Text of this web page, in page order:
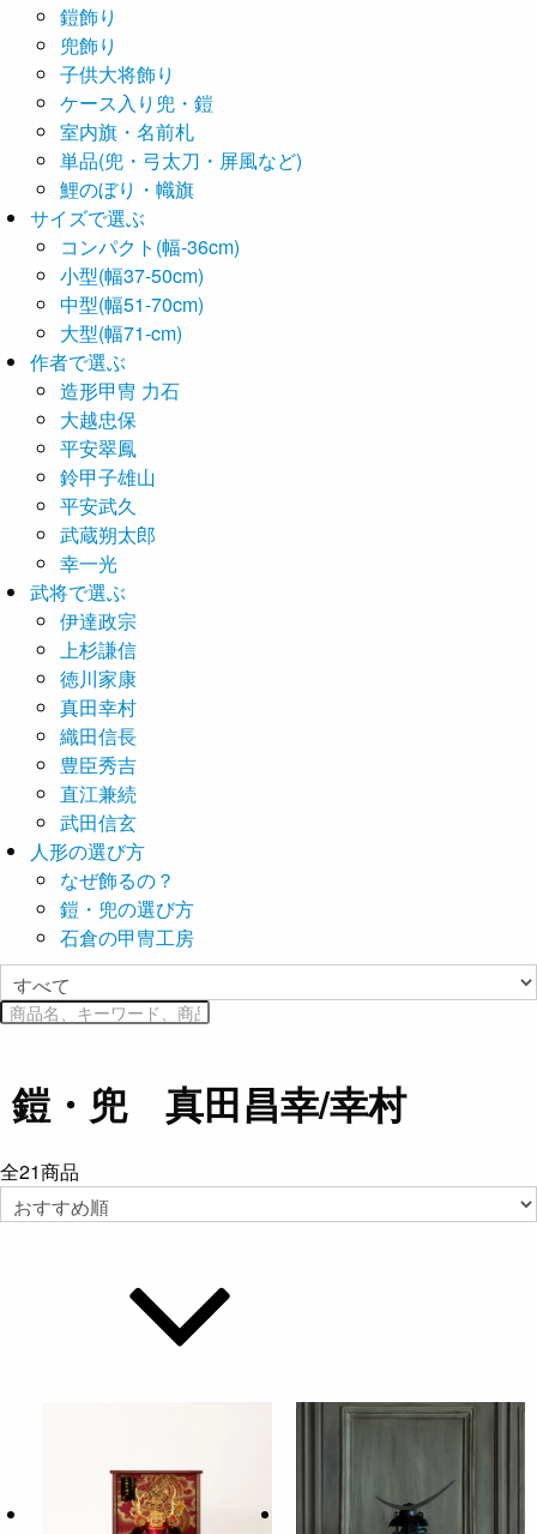
鎧飾り
兜飾り
子供大将飾り
ケース入り兜・鎧
室内旗・名前札
単品(兜・弓太刀・屏風など)
鯉のぼり・幟旗
サイズで選ぶ
コンパクト(幅-36cm)
小型(幅37-50cm)
中型(幅51-70cm)
大型(幅71-cm)
作者で選ぶ
造形甲冑 力石
大越忠保
平安翠鳳
鈴甲子雄山
平安武久
武蔵朔太郎
幸一光
武将で選ぶ
伊達政宗
上杉謙信
徳川家康
真田幸村
織田信長
豊臣秀吉
直江兼続
武田信玄
人形の選び方
なぜ飾るの？
鎧・兜の選び方
石倉の甲冑工房
鎧・兜 真田昌幸/幸村
全21商品